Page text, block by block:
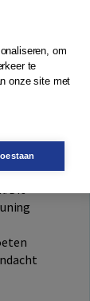
de
Dit
om
te
onze site met